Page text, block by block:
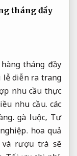
tháng đầy
tháng đầy
lễ diễn ra trang
nhu cầu thực
nhu cầu. các
gà luộc, Tư
hoa quả
và rượu trà sẽ